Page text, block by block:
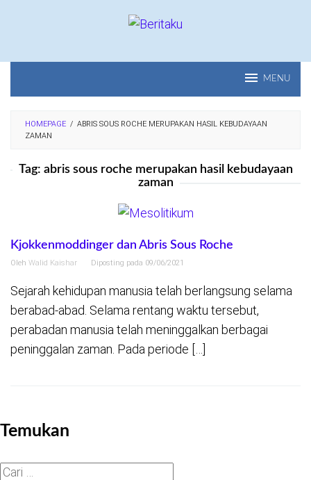
MENU
HOMEPAGE / ABRIS SOUS ROCHE MERUPAKAN HASIL KEBUDAYAAN
ZAMAN
Tag: abris sous roche merupakan hasil kebudayaan
zaman
Kjokkenmoddinger dan Abris Sous Roche
Oleh Walid Kaishar Diposting pada 09/06/2021
Sejarah kehidupan manusia telah berlangsung selama
berabad-abad. Selama rentang waktu tersebut,
perabadan manusia telah meninggalkan berbagai
peninggalan zaman. Pada periode […]
Temukan
Cari